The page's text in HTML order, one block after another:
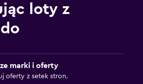
loty z
marki i oferty
oferty z setek stron.